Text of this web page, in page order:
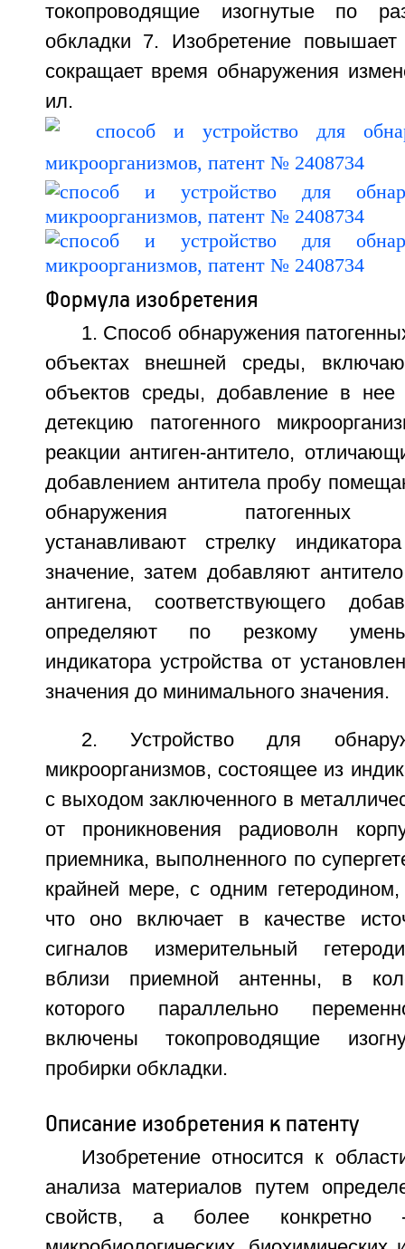
токопроводящие изогнутые по
обкладки 7. Изобретение повышает
сокращает время обнаружения
ил.
Формула изобретения
1. Способ обнаружения
объектах внешней среды,
объектов среды, добавление в
детекцию патогенного
реакции антиген-антитело,
добавлением антитела пробу
обнаружения патогенных
устанавливают стрелку
значение, затем добавляют
антигена, соответствующего
определяют по резкому
индикатора устройства от
значения до минимального значения.
2. Устройство для
микроорганизмов, состоящее из
с выходом заключенного в
от проникновения радиоволн
приемника, выполненного по
крайней мере, с одним
что оно включает в качестве
сигналов измерительный
вблизи приемной антенны, в
которого параллельно
включены токопроводящие
пробирки обкладки.
Описание изобретения к патенту
Изобретение относится к
анализа материалов путем
свойств, а более